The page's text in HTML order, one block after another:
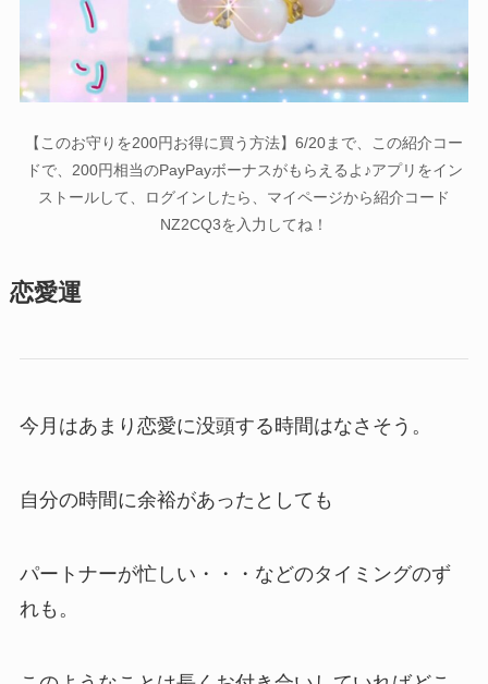
【このお守りを200円お得に買う方法】6/20まで、この紹介コー
ドで、200円相当のPayPayボーナスがもらえるよ♪アプリをイン
ストールして、ログインしたら、マイページから紹介コード
NZ2CQ3を入力してね！
恋愛運
今月はあまり恋愛に没頭する時間はなさそう。
自分の時間に余裕があったとしても
パートナーが忙しい・・・などのタイミングのず
れも。